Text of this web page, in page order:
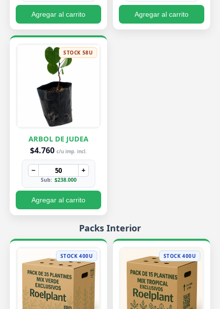
Agregar al carrito Agregar al carrito
STOCK 58U
ARBOL DE JUDEA
$4.760 c/u imp. incl.
− +
Sub: $238.000
Agregar al carrito
Packs Interior
STOCK 400U STOCK 400U